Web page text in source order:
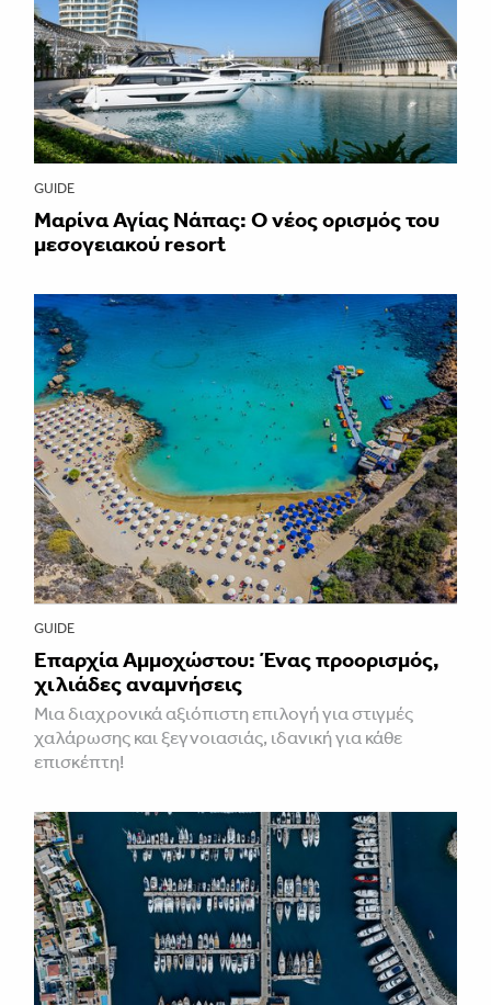
GUIDE
Μαρίνα Αγίας Νάπας: Ο νέος ορισμός του
μεσογειακού resort
GUIDE
Επαρχία Αμμοχώστου: Ένας προορισμός,
χιλιάδες αναμνήσεις
Μια διαχρονικά αξιόπιστη επιλογή για στιγμές
χαλάρωσης και ξεγνοιασιάς, ιδανική για κάθε
επισκέπτη!